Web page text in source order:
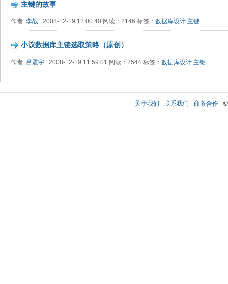
主键的故事
作者: 李战 2008-12-19 12:00:40 阅读：2146 标签： 数据库设计 主键
小议数据库主键选取策略（原创）
作者: 吕震宇 2008-12-19 11:59:01 阅读：2544 标签： 数据库设计 主键
关于我们 联系我们 商务合作